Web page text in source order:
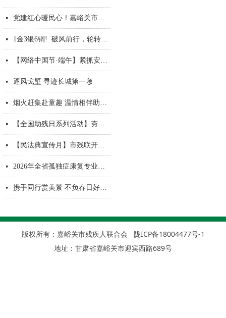
넷
넷
넷
넷 逐风戈壁 寻迹长城第一墩
넷
넷
넷
넷
넷
版权所有：嘉峪关市残疾人联合会 陇ICP备18004477号-1
地址：甘肃省嘉峪关市迎宾西路689号